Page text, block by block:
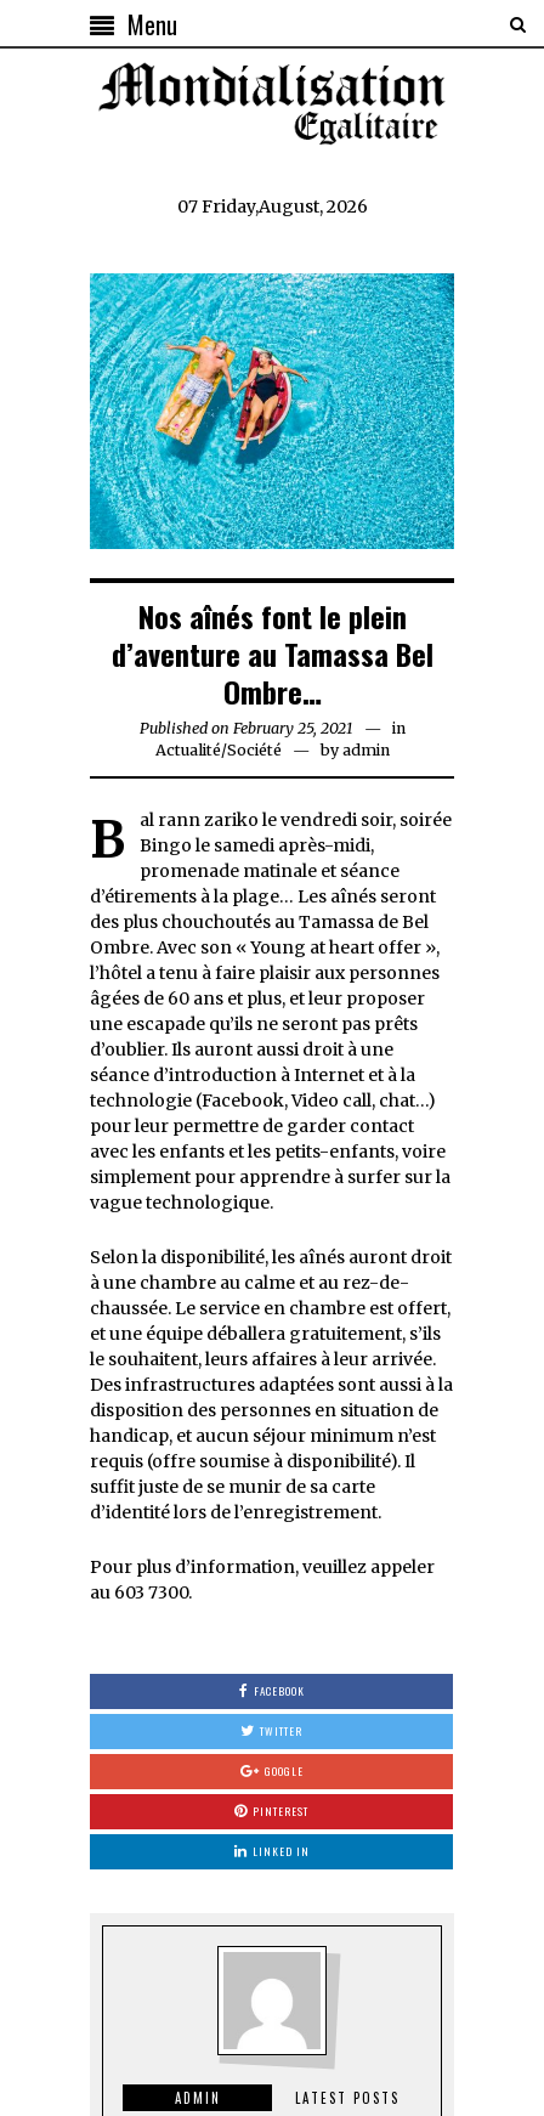
Menu
07 Friday,August, 2026
Nos aînés font le plein
d’aventure au Tamassa Bel
Ombre…
Published on February 25, 2021 February
25,
in
Actualité/Société byadmin
Bal rann zariko le vendredi soir, soirée
Bingo le samedi après-midi,
promenade matinale et séance
d’étirements à la plage… Les aînés seront
des plus chouchoutés au Tamassa de Bel
Ombre. Avec son « Young at heart offer »,
l’hôtel a tenu à faire plaisir aux personnes
âgées de 60 ans et plus, et leur proposer
une escapade qu’ils ne seront pas prêts
d’oublier. Ils auront aussi droit à une
séance d’introduction à Internet et à la
technologie (Facebook, Video call, chat…)
pour leur permettre de garder contact
avec les enfants et les petits-enfants, voire
simplement pour apprendre à surfer sur la
vague technologique.
Selon la disponibilité, les aînés auront droit
à une chambre au calme et au rez-de-
chaussée. Le service en chambre est offert,
et une équipe déballera gratuitement, s’ils
le souhaitent, leurs affaires à leur arrivée.
Des infrastructures adaptées sont aussi à la
disposition des personnes en situation de
handicap, et aucun séjour minimum n’est
requis (offre soumise à disponibilité). Il
suffit juste de se munir de sa carte
d’identité lors de l’enregistrement.
Pour plus d’information, veuillez appeler
au 603 7300.
FACEBOOK
TWITTER
GOOGLE
PINTEREST
LINKED IN
ADMIN LATEST POSTS